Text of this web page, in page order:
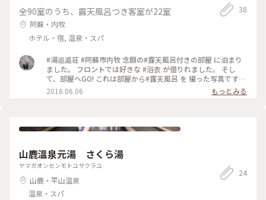
全90室のうち、露天風呂つき客室が22室
阿蘇・内牧
ホテル・宿, 温泉・スパ
38
#湯巡追荘 #阿蘇市内牧 念願の#露天風呂付きの部屋 に泊まり
ました。 フロントでは好きな #浴衣 が借りれました。 そし
て、部屋へGO! これは部屋から#露天風呂 を 撮った写真です
が、 景色が絶景でした...❤︎ 夜は#バイキング #娯楽施設 #マッ
サージチェアー と 旅館を満喫しました。
2016.06.06 もっとみる
山鹿温泉元湯 さくら湯
ヤマガオンセンモトユサクラユ
山鹿・平山温泉
温泉・スパ
24